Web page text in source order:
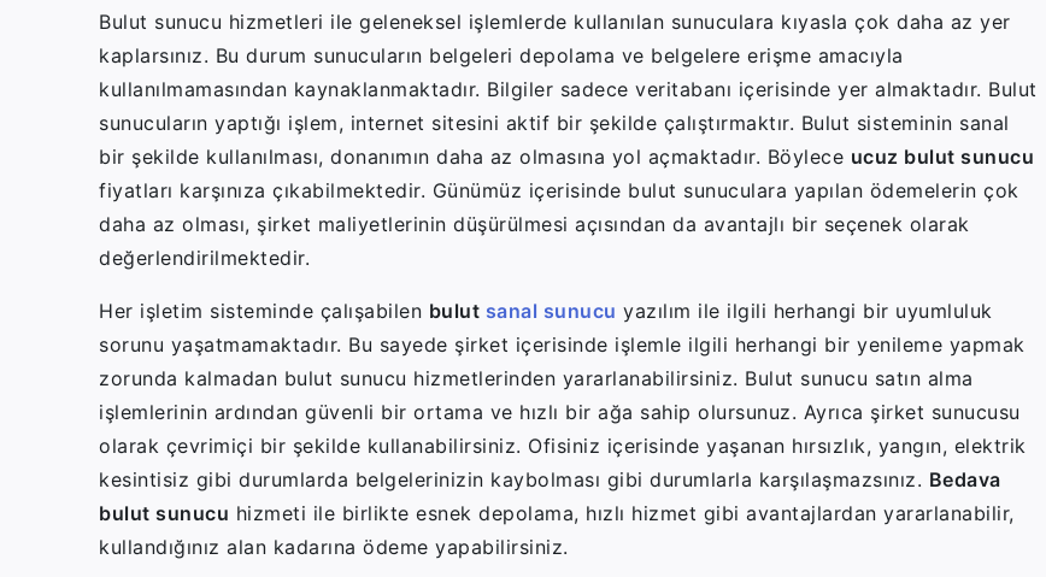
Bulut sunucu hizmetleri ile geleneksel işlemlerde kullanılan sunuculara kıyasla çok daha az yer
kaplarsınız. Bu durum sunucuların belgeleri depolama ve belgelere erişme amacıyla
kullanılmamasından kaynaklanmaktadır. Bilgiler sadece veritabanı içerisinde yer almaktadır. Bulut
sunucuların yaptığı işlem, internet sitesini aktif bir şekilde çalıştırmaktır. Bulut sisteminin sanal
bir şekilde kullanılması, donanımın daha az olmasına yol açmaktadır. Böylece ucuz bulut sunucu
fiyatları karşınıza çıkabilmektedir. Günümüz içerisinde bulut sunuculara yapılan ödemelerin çok
daha az olması, şirket maliyetlerinin düşürülmesi açısından da avantajlı bir seçenek olarak
değerlendirilmektedir.
Her işletim sisteminde çalışabilen bulut sanal sunucu yazılım ile ilgili herhangi bir uyumluluk
sorunu yaşatmamaktadır. Bu sayede şirket içerisinde işlemle ilgili herhangi bir yenileme yapmak
zorunda kalmadan bulut sunucu hizmetlerinden yararlanabilirsiniz. Bulut sunucu satın alma
işlemlerinin ardından güvenli bir ortama ve hızlı bir ağa sahip olursunuz. Ayrıca şirket sunucusu
olarak çevrimiçi bir şekilde kullanabilirsiniz. Ofisiniz içerisinde yaşanan hırsızlık, yangın, elektrik
kesintisiz gibi durumlarda belgelerinizin kaybolması gibi durumlarla karşılaşmazsınız. Bedava
bulut sunucu hizmeti ile birlikte esnek depolama, hızlı hizmet gibi avantajlardan yararlanabilir,
kullandığınız alan kadarına ödeme yapabilirsiniz.